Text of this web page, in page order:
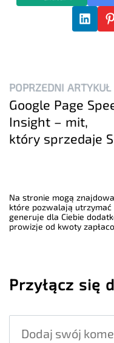
POPRZEDNI ARTYKUŁ
Google Page
Insight – mit,
który sprzedaje
Na stronie mogą
które pozwalają utrzymać
generuje dla Ciebie
prowizje od kwoty
Przyłącz się